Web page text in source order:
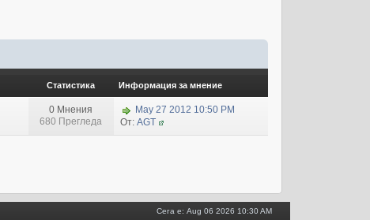
Статистика Информация за мнение
0 Мнения
680 Прегледа
May 27 2012 10:50 PM
От: AGT
Сега е: Aug 06 2026 10:30 AM